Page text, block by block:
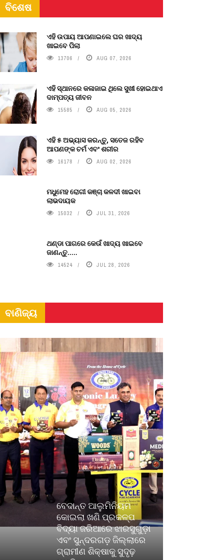
ବିଶେଷ
ଏହି ଉପାୟ ଆପଣାଇଲେ ଘର ଖାଦ୍ୟ
ଖାଇବେ ପିଲା
13706 AUG 07, 2026
ଏହି ସ୍ଥାନରେ କଳାଜାଇ ଥିଲେ ସୁଖୀ ହୋଇଥାଏ
ଦାମ୍ପତ୍ୟ ଜୀବନ
15585 AUG 05, 2026
ଏହି ୫ ଅଭ୍ୟାସ କରନ୍ତୁ, ସତେଜ ରହିବ
ଆପଣଙ୍କ ଚର୍ମ ଏବଂ ଶରୀର
16178 AUG 02, 2026
ମଧୁମେହ ରୋଗୀ କଞ୍ଚା କଳଦୀ ଖାଇବା
ଲାଭଦାୟକ
15032 JUL 31, 2026
ଥଣ୍ଡା ପାଗରେ କେଉଁ ଖାଦ୍ୟ ଖାଇବେ
ଜାଣନ୍ତୁ.....
14524 JUL 28, 2026
ବାଣିଜ୍ୟ
ବେଦାନ୍ତ ଆଲୁମିନିୟମ
କୋଇଲା ଖଣି ପ୍ରକଳ୍ପ
ବିଦ୍ୟା ଜରିଆରେ ଝାରସୁଗୁଡ଼ା
ଏବଂ ସୁନ୍ଦରଗଡ଼ ଜିଲ୍ଲାରେ
ଗ୍ରାମୀଣ ଶିକ୍ଷାକୁ ସୁଦୃଢ଼